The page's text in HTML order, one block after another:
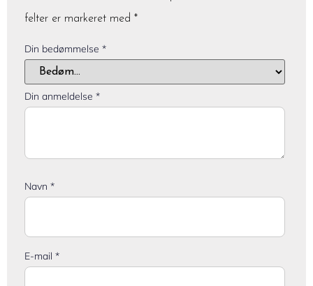
felter er markeret med *
Din bedømmelse *
Din anmeldelse *
Navn *
E-mail *